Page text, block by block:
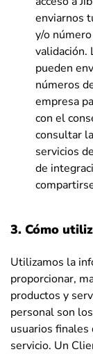
enviarnos
y/o
validación.
pueden
números
empresa
con el
consultar
servicios
de
3. Cómo
Utilizamos la
proporcionar,
productos y
personal son
usuarios
servicio. Un